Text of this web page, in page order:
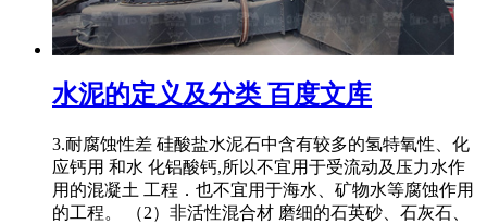
水泥的定义及分类 百度文库
3.耐腐蚀性差 硅酸盐水泥石中含有较多的氢特氧性、化
应钙用 和水 化铝酸钙,所以不宜用于受流动及压力水作
用的混凝土 工程．也不宜用于海水、矿物水等腐蚀作用
的工程。 （2）非活性混合材 磨细的石英砂、石灰石、